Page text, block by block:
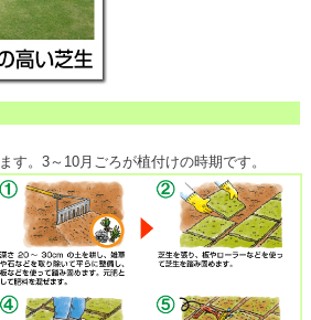
す。3～10月ごろが植付けの時期です。